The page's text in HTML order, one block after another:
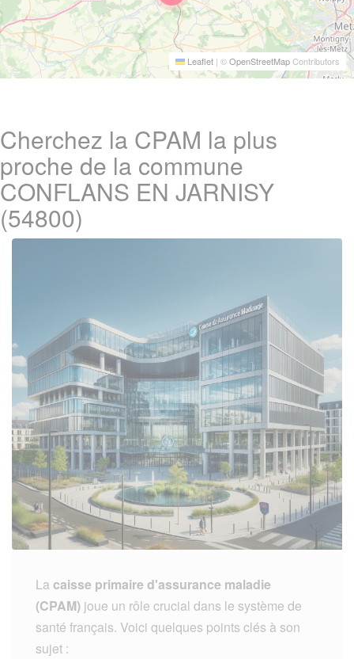
Leaflet | ©OpenStreetMapContributors
Cherchez la CPAM la plus
proche de la commune
CONFLANS EN JARNISY
(54800)
Lacaisse primaire d'assurance maladie
(CPAM) joue un rôle crucial dans le système de
santé français. Voici quelques points clés à son
sujet :